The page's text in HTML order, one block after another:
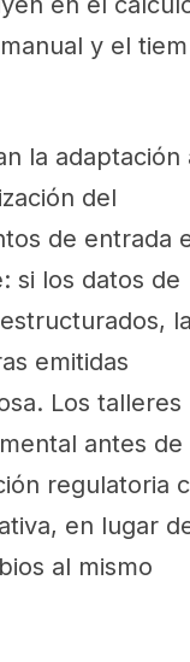
y el
la adaptación
del
de entrada
si los datos de
emitidas
Los talleres
antes de
regulatoria
en lugar
al mismo